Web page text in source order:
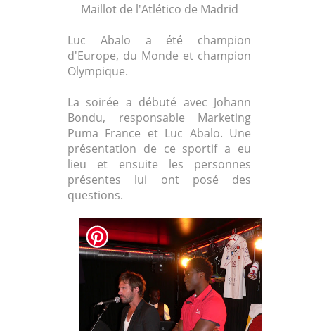
Maillot de l'Atlético de Madrid
Luc Abalo a été champion
d'Europe, du Monde et champion
Olympique.
La soirée a débuté avec Johann
Bondu, responsable Marketing
Puma France et Luc Abalo. Une
présentation de ce sportif a eu
lieu et ensuite les personnes
présentes lui ont posé des
questions.